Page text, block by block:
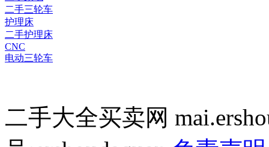
二手三轮车
护理床
二手护理床
CNC
电动三轮车
二手大全买卖网